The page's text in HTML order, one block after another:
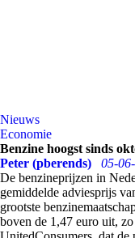
Nieuws
Economie
Benzine hoogst sinds
Peter (pberends)
05-
De benzineprijzen in
gemiddelde adviesprijs
grootste
boven de 1,47 euro uit,